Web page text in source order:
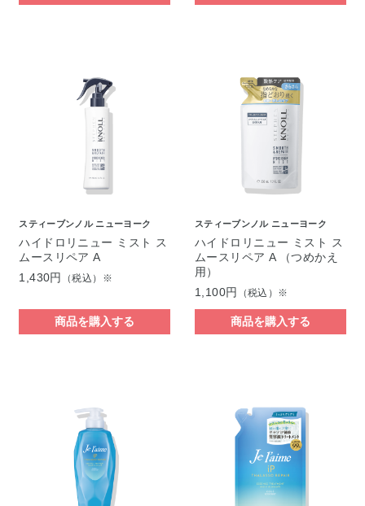
スティーブンノル ニューヨーク
ハイドロリニュー ミスト ス
ムースリペア A
1,430円
（税込）※
商品を購入する
スティーブンノル ニューヨーク
ハイドロリニュー ミスト ス
ムースリペア A （つめかえ
用）
1,100円
（税込）※
商品を購入する